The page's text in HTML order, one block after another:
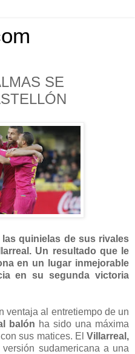
SE
las quinielas de sus rivales
Un resultado que le
en un lugar inmejorable
en su segunda victoria
ventaja al entretiempo de un
balón ha sido una máxima
sus matices. El Villarreal,
sudamericana a una